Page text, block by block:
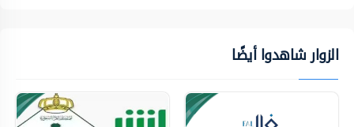
الزوار شاهدوا أيضًا